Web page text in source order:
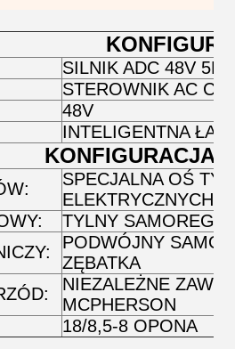
SILNIK ADC 48V
STEROWNIK AC
48V
INTELIGENTNA
KONFIGURACJA
SPECJALNA OŚ
ELEKTRYCZNYCH
TYLNY
PODWÓJNY
ZĘBATKA
NIEZALEŻNE
MCPHERSON
18/8,5-8 OPONA